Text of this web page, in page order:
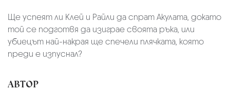
Ще успеят ли Клей и Райли да спрат Акулата, докато
той се подготвя да изиграе своята ръка, или
убиецът най-накрая ще спечели плячката, която
преди е изпуснал?
АВТОР